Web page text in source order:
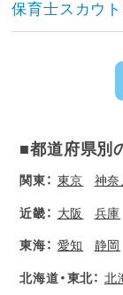
保育士スカウ
■都道府県別
関東： 東京 神奈
近畿： 大阪 兵庫
東海： 愛知 静岡
北海道・東北： 北